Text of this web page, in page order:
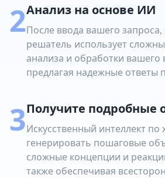
2Анализ на основе ИИ
После ввода вашего
решатель использует
анализа и обработки вашего
предлагая надежные ответы
3Получите подробные
Искусственный интеллект по
генерировать пошаговые
сложные концепции и
также обеспечивая